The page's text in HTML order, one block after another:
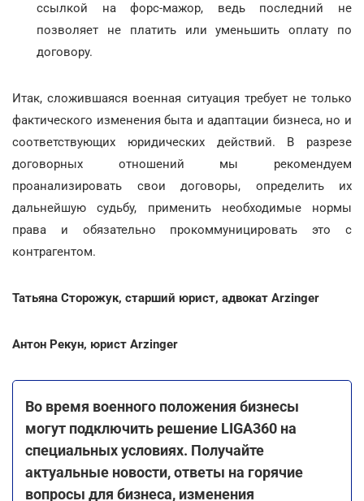
ссылкой на форс-мажор, ведь последний не
позволяет не платить или уменьшить оплату по
договору.
Итак, сложившаяся военная ситуация требует не только
фактического изменения быта и адаптации бизнеса, но и
соответствующих юридических действий. В разрезе
договорных отношений мы рекомендуем
проанализировать свои договоры, определить их
дальнейшую судьбу, применить необходимые нормы
права и обязательно прокоммуницировать это с
контрагентом.
Татьяна Сторожук, старший юрист, адвокат Arzinger
Антон Рекун, юрист Arzinger
Во время военного положения бизнесы
могут подключить решение LIGA360 на
специальных условиях. Получайте
актуальные новости, ответы на горячие
вопросы для бизнеса, изменения